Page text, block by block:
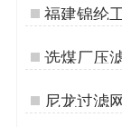
福建锦纶
耐磨损{
选煤厂压
级耐磨{
尼龙过滤
娜鸶]…